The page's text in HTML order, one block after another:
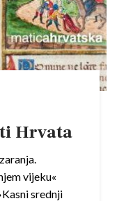
Hrvata
vijeku«
srednji